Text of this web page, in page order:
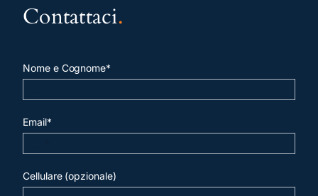
Contattaci.
Nome e Cognome*
Email*
Cellulare (opzionale)